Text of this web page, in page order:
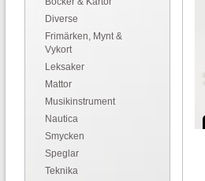
Diverse
Frimärken, Mynt &
Vykort
Leksaker
Mattor
Musikinstrument
Nautica
Smycken
Speglar
Teknika